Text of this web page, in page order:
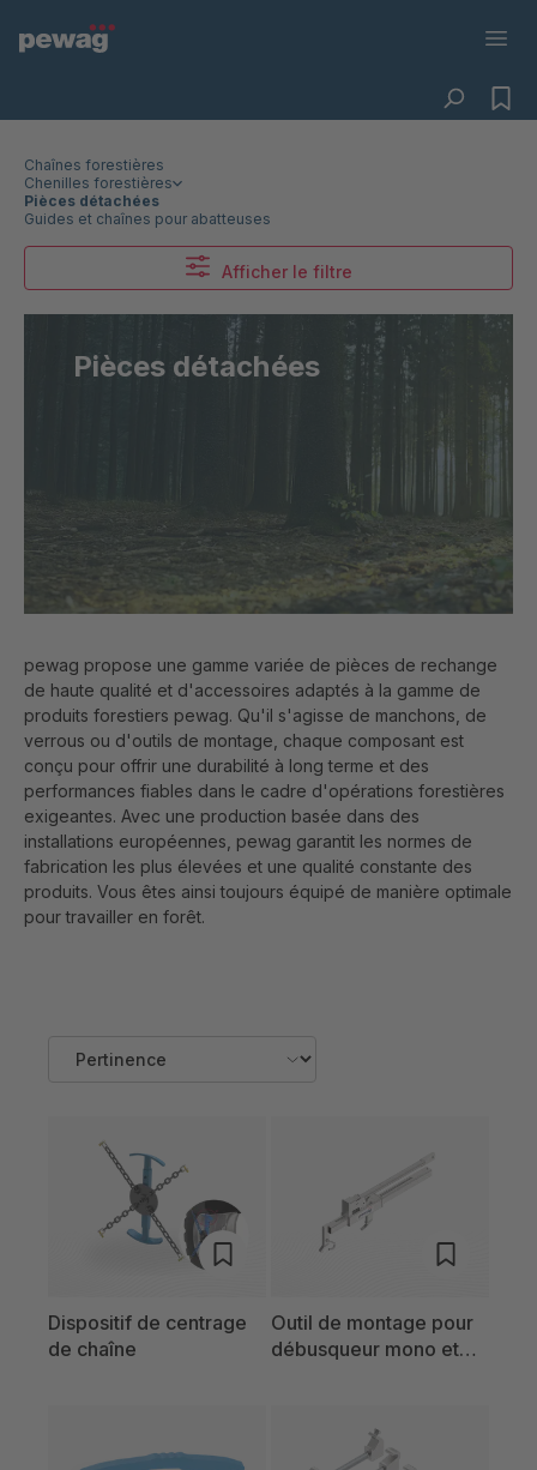
Chaînes forestières
Chenilles forestières
Pièces détachées
Guides et chaînes pour abatteuses
Afficher le filtre
Pièces détachées
pewag propose une gamme variée de pièces de rechange
de haute qualité et d'accessoires adaptés à la gamme de
produits forestiers pewag. Qu'il s'agisse de manchons, de
verrous ou d'outils de montage, chaque composant est
conçu pour offrir une durabilité à long terme et des
performances fiables dans le cadre d'opérations forestières
exigeantes. Avec une production basée dans des
installations européennes, pewag garantit les normes de
fabrication les plus élevées et une qualité constante des
produits. Vous êtes ainsi toujours équipé de manière optimale
pour travailler en forêt.
Dispositif de centrage
de chaîne
Outil de montage pour
débusqueur mono et